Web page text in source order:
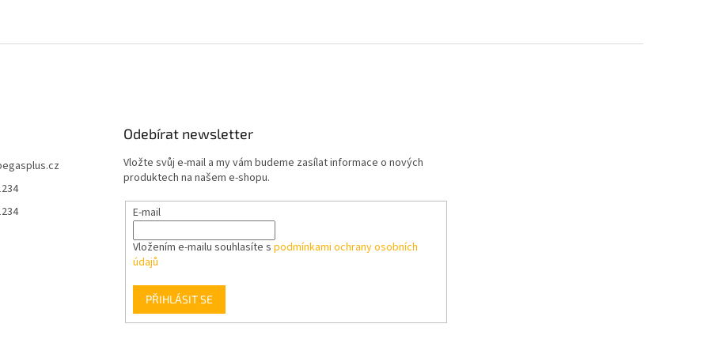
Odebírat newsletter
Vložte svůj e-mail a my vám budeme zasílat informace o nových
produktech na našem e-shopu.
E-mail
Vložením e-mailu souhlasíte s podmínkami ochrany osobních
údajů
PŘIHLÁSIT SE